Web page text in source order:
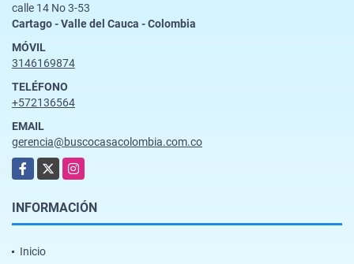
calle 14 No 3-53
Cartago - Valle del Cauca - Colombia
MÓVIL
3146169874
TELÉFONO
+572136564
EMAIL
gerencia@buscocasacolombia.com.co
Facebook
X Instagram
INFORMACIÓN
Inicio